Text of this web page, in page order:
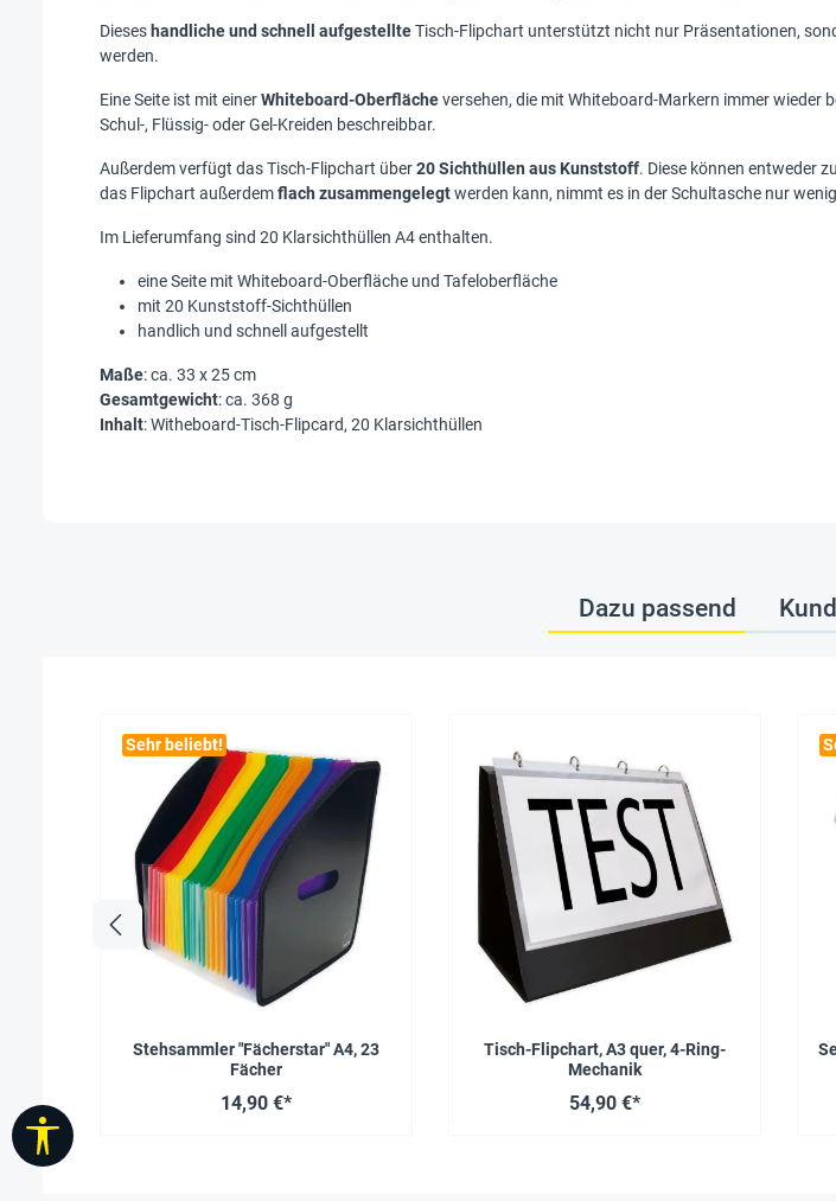
Dieseshandliche und schnell aufgestellteTisch-Flipchart unterstützt nicht nur Präsentationen,
werden.
Eine Seite ist mit einerWhiteboard-Oberflächeversehen, die mit Whiteboard-Markern immer wieder
Schul-, Flüssig- oder Gel-Kreiden beschreibbar.
Außerdem verfügt das Tisch-Flipchart über20 Sichthüllen aus Kunststoff. Diese können entweder
das Flipchart außerdemflach zusammengelegtwerden kann, nimmt es in der Schultasche nur
Im Lieferumfang sind 20 Klarsichthüllen A4 enthalten.
eine Seite mit Whiteboard-Oberfläche und Tafeloberfläche
mit 20 Kunststoff-Sichthüllen
handlich und schnell aufgestellt
Maße: ca. 33 x 25 cm
Gesamtgewicht: ca. 368 g
Inhalt: Witheboard-Tisch-Flipcard, 20 Klarsichthüllen
Dazu passend
Sehr beliebt!
Stehsammler "Fächerstar" A4, 23
Fächer
14,90 €*
Tisch-Flipchart, A3 quer, 4-Ring-
Mechanik
54,90 €*
Werkzeugleiste anzeigen